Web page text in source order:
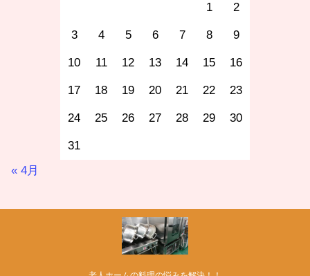
1 2
3 4 5 6 7 8 9
10 11 12 13 14 15 16
17 18 19 20 21 22 23
24 25 26 27 28 29 30
31
« 4月